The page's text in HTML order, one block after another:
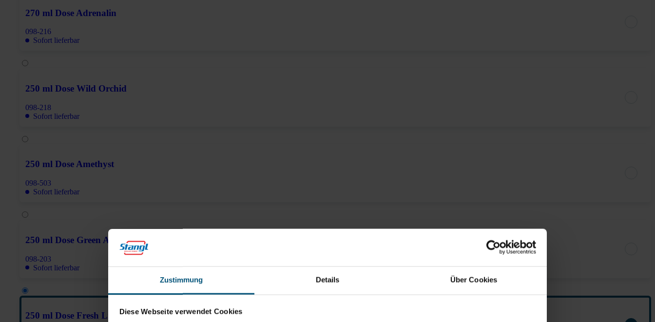
Zustimmung Details Über Cookies
Diese Webseite verwendet Cookies
270 ml Dose Adrenalin
098-216
Sofort lieferbar
250 ml Dose Wild Orchid
098-218
Sofort lieferbar
250 ml Dose Amethyst
098-503
Sofort lieferbar
250 ml Dose Green Apple
098-203
Sofort lieferbar
250 ml Dose Fresh Linen